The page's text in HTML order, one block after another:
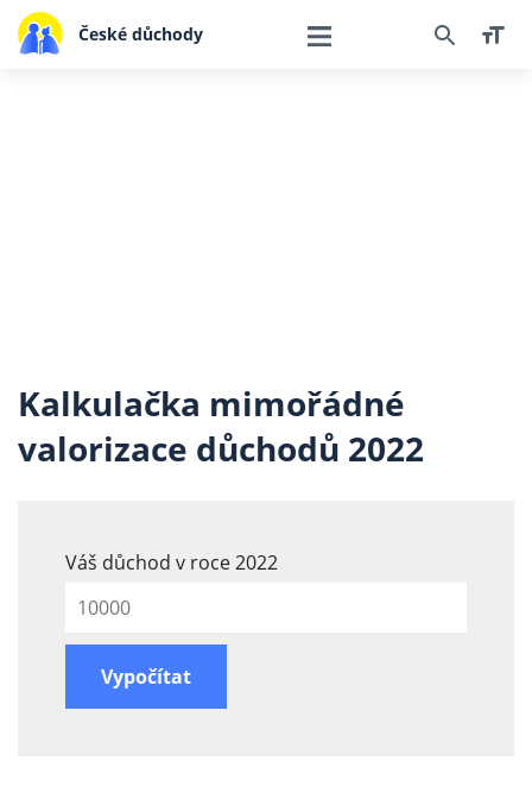
České důchody
Kalkulačka mimořádné
valorizace důchodů 2022
Váš důchod v roce 2022
Vypočítat